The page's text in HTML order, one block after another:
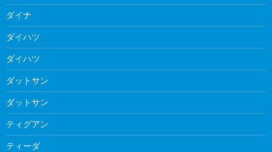
ダイナ
ダイハツ
ダイハツ
ダットサン
ダットサン
ティグアン
ティーダ